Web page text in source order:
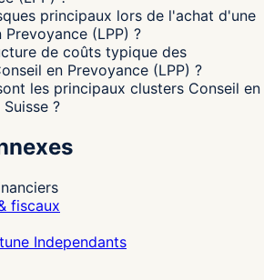
principaux lors de l'achat d'une
(LPP) ?
de coûts typique des
en Prevoyance (LPP) ?
les principaux clusters Conseil en
?
fiscaux
Independants